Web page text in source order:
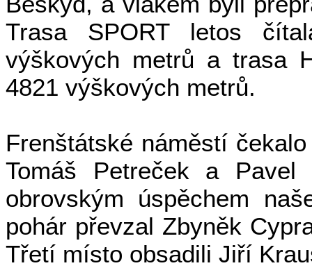
Trasa SPORT letos
výškových metrů a trasa
4821 výškových metrů.
Frenštátské náměstí
Tomáš Petreček a
obrovským úspěchem
pohár převzal Zbyněk
Třetí místo obsadili Jiří